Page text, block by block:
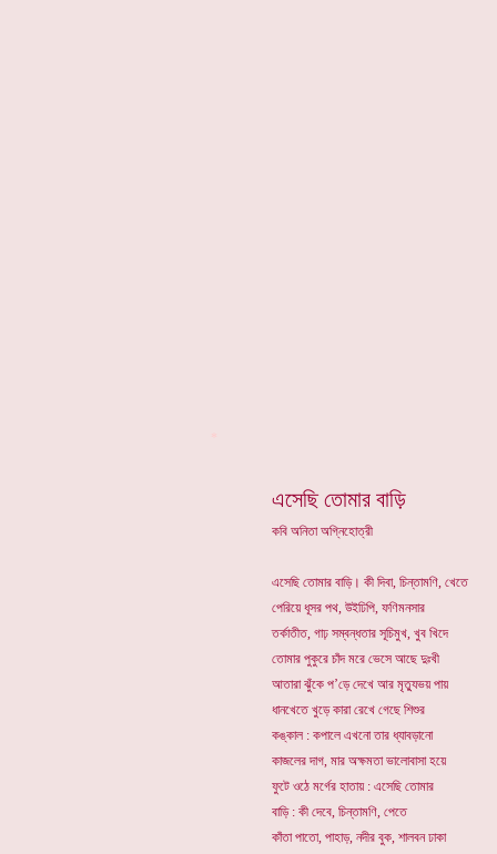
এসেছি তোমার বাড়ি
কবি অনিতা অগ্নিহোত্রী
এসেছি তোমার বাড়ি। কী দিবা, চিন্তামণি, খেতে
পেরিয়ে ধূসর পথ, উইঢিপি, ফণিমনসার
তর্কাতীত, গাঢ় সম্বন্ধতার সূচিমুখ, খুব খিদে
তোমার পুকুরে চাঁদ মরে ভেসে আছে দুঃখী
আতারা ঝুঁকে প’ড়ে দেখে আর মৃত্যুভয় পায়
ধানখেতে খুড়ে কারা রেখে গেছে শিশুর
কঙ্কাল : কপালে এখনো তার ধ্যাবড়ানো
কাজলের দাগ, মার অক্ষমতা ভালোবাসা হয়ে
ফুটে ওঠে মর্গের হাতায় : এসেছি তোমার
বাড়ি : কী দেবে, চিন্তামণি, পেতে
কাঁতা পাতো, পাহাড়, নদীর বুক, শালবন ঢাকা